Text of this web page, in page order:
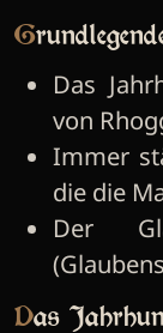
Das
von
Immer
die die
Der
Das